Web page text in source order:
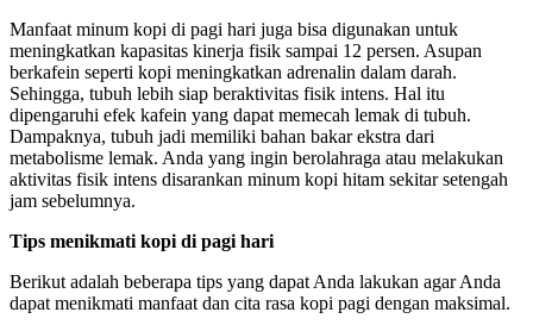
Manfaat minum kopi di pagi hari juga bisa digunakan untuk
meningkatkan kapasitas kinerja fisik sampai 12 persen. Asupan
berkafein seperti kopi meningkatkan adrenalin dalam darah.
Sehingga, tubuh lebih siap beraktivitas fisik intens. Hal itu
dipengaruhi efek kafein yang dapat memecah lemak di tubuh.
Dampaknya, tubuh jadi memiliki bahan bakar ekstra dari
metabolisme lemak. Anda yang ingin berolahraga atau melakukan
aktivitas fisik intens disarankan minum kopi hitam sekitar setengah
jam sebelumnya.
Tips menikmati kopi di pagi hari
Berikut adalah beberapa tips yang dapat Anda lakukan agar Anda
dapat menikmati manfaat dan cita rasa kopi pagi dengan maksimal.